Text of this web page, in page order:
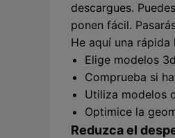
descargues.
ponen fácil.
He aquí una
Elige modelos
Comprueba si
Utiliza modelos
Optimice la
Reduzca el